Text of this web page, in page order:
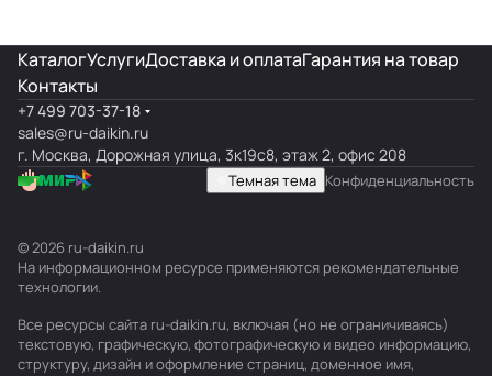
КаталогУслугиДоставка и оплатаГарантия на товар
Контакты
+7 499 703-37-18
sales@ru-daikin.ru
г. Москва, Дорожная улица, 3к19с8, этаж 2, офис 208
Темная тема Конфиденциальность
© 2026 ru-daikin.ru
На информационном ресурсе применяются рекомендательные
технологии.
Все ресурсы сайта ru-daikin.ru, включая (но не ограничиваясь)
текстовую, графическую, фотографическую и видео информацию,
структуру, дизайн и оформление страниц, доменное имя,